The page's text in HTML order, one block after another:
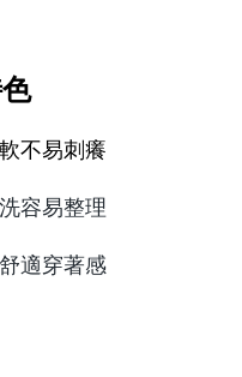
不易刺癢
容易整理
適穿著感